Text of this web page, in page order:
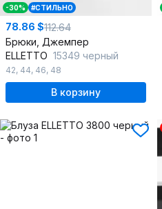
-30% #СТИЛЬНО
78.86 $112.64
Брюки, Джемпер
ELLETTO 15349 черный
42, 44, 46, 48
В корзину